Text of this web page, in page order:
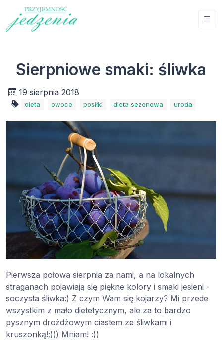
Sierpniowe smaki: śliwka
19 sierpnia 2018
dieta owoce posiłki dieta sezonowa uroda
Pierwsza połowa sierpnia za nami, a na lokalnych
straganach pojawiają się piękne kolory i smaki jesieni -
soczysta śliwka:) Z czym Wam się kojarzy? Mi przede
wszystkim z mało dietetycznym, ale za to bardzo
pysznym drożdżowym ciastem ze śliwkami i
kruszonką!;))) Mniam! :))